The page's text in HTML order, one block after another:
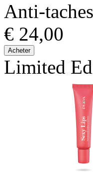
Anti-
€ 24,00
Acheter
Limited